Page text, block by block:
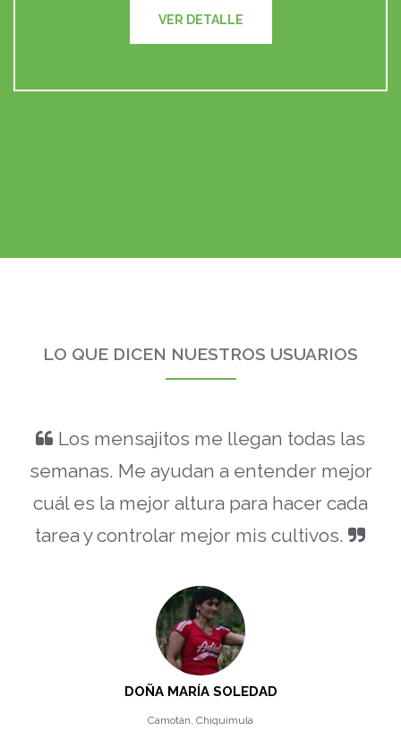
LO QUE DICEN NUESTROS USUARIOS
Los mensajitos me llegan todas las
semanas. Me ayudan a entender mejor
cuál es la mejor altura para hacer cada
tarea y controlar mejor mis cultivos.
DOÑA MARÍA SOLEDAD
Camotán, Chiquimula